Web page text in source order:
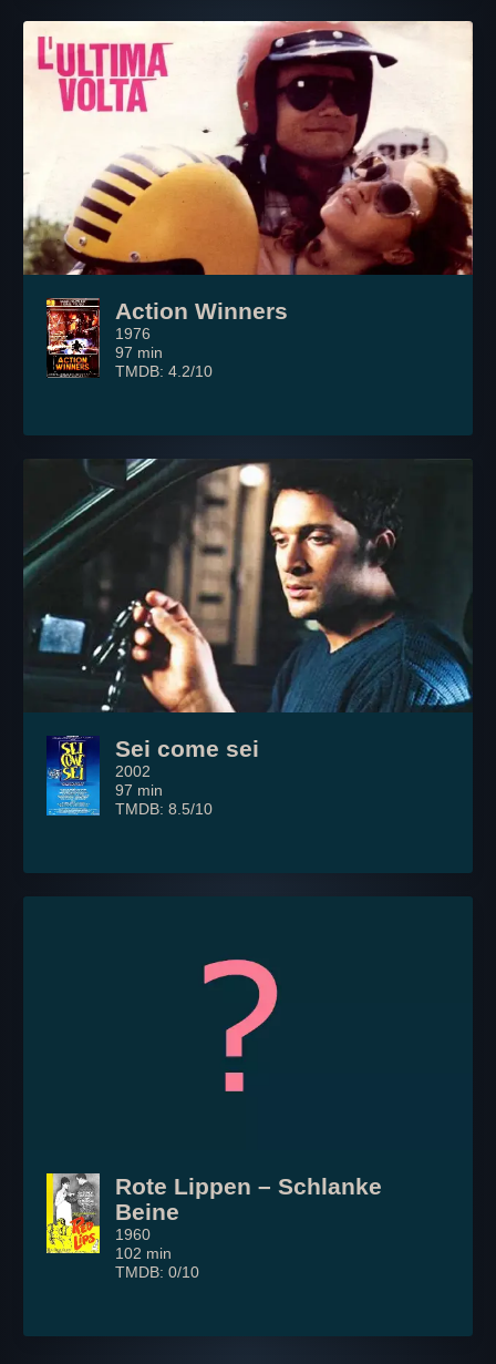
Action Winners
1976
97 min
TMDB: 4.2/10
Sei come sei
2002
97 min
TMDB: 8.5/10
Rote Lippen – Schlanke
Beine
1960
102 min
TMDB: 0/10